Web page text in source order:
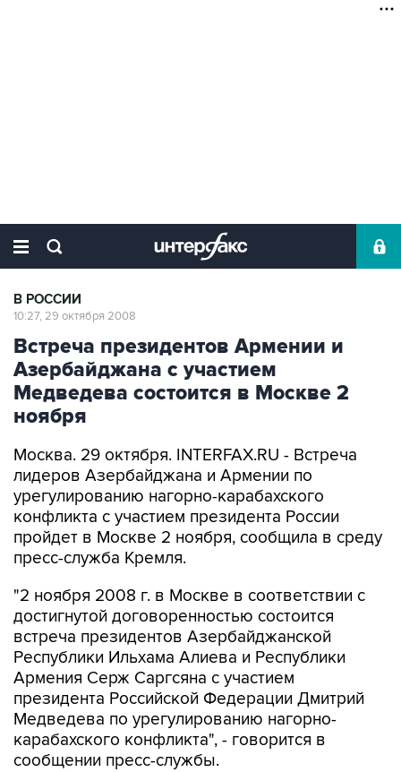
В РОССИИ
10:27, 29 октября 2008
Встреча президентов Армении и
Азербайджана с участием
Медведева состоится в Москве 2
ноября
Москва. 29 октября. INTERFAX.RU - Встреча
лидеров Азербайджана и Армении по
урегулированию нагорно-карабахского
конфликта с участием президента России
пройдет в Москве 2 ноября, сообщила в среду
пресс-служба Кремля.
"2 ноября 2008 г. в Москве в соответствии с
достигнутой договоренностью состоится
встреча президентов Азербайджанской
Республики Ильхама Алиева и Республики
Армения Серж Саргсяна с участием
президента Российской Федерации Дмитрий
Медведева по урегулированию нагорно-
карабахского конфликта", - говорится в
сообщении пресс-службы.